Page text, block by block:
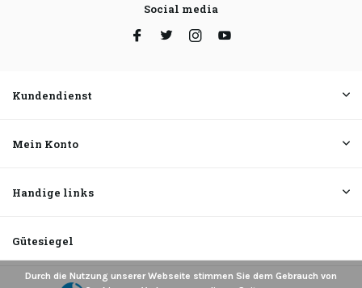
Social media
Kundendienst
Mein Konto
Handige links
Gütesiegel
Durch die Nutzung unserer Webseite stimmen Sie dem Gebrauch von